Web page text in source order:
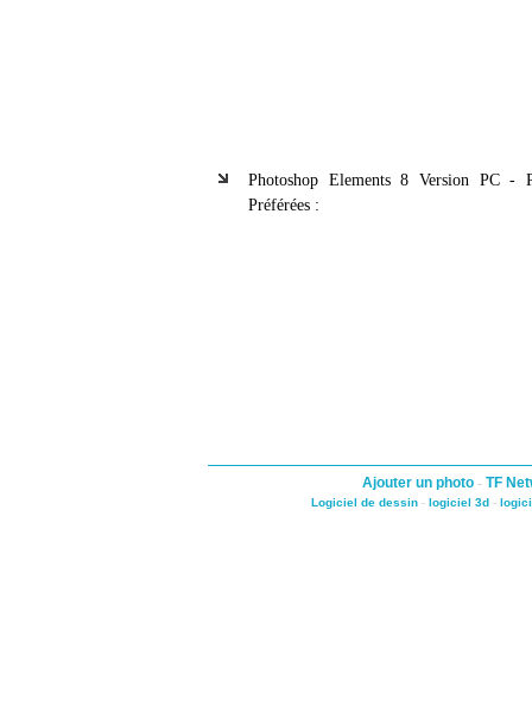
Photoshop Elements 8 Version PC -
Préférées :
Ajouter un photo - TF
Logiciel de dessin - logiciel 3d -